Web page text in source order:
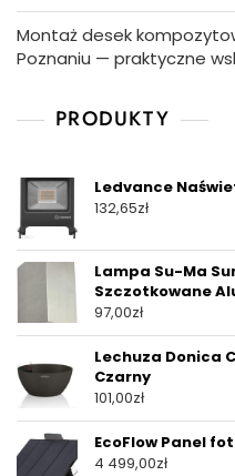
Montaż desek
Poznaniu — praktyczne
PRODUKTY
Ledvance
132,65zł
Lampa Su-Ma
Szczotkowane
97,00zł
Lechuza Donica
Czarny
101,00zł
EcoFlow Panel
4 499,00zł